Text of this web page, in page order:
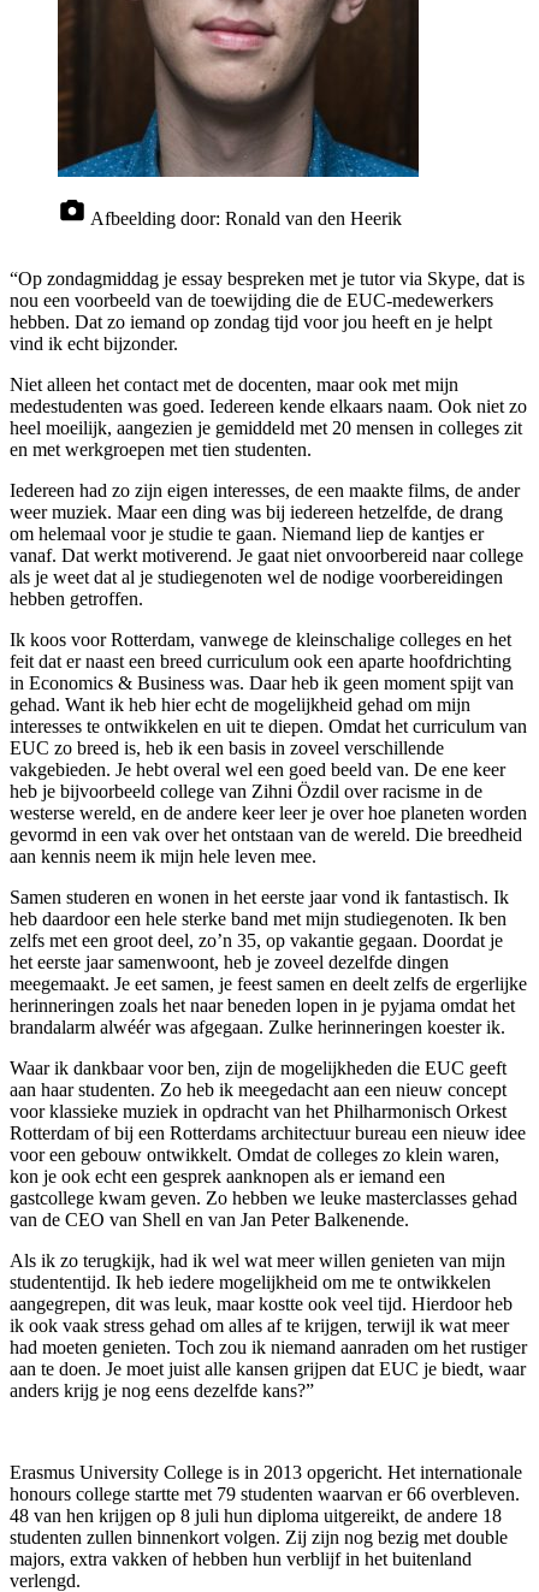
Afbeelding door: Ronald van den Heerik
“Op zondagmiddag je essay bespreken met je tutor via Skype, dat is
nou een voorbeeld van de toewijding die de EUC-medewerkers
hebben. Dat zo iemand op zondag tijd voor jou heeft en je helpt
vind ik echt bijzonder.
Niet alleen het contact met de docenten, maar ook met mijn
medestudenten was goed. Iedereen kende elkaars naam. Ook niet zo
heel moeilijk, aangezien je gemiddeld met 20 mensen in colleges zit
en met werkgroepen met tien studenten.
Iedereen had zo zijn eigen interesses, de een maakte films, de ander
weer muziek. Maar een ding was bij iedereen hetzelfde, de drang
om helemaal voor je studie te gaan. Niemand liep de kantjes er
vanaf. Dat werkt motiverend. Je gaat niet onvoorbereid naar college
als je weet dat al je studiegenoten wel de nodige voorbereidingen
hebben getroffen.
Ik koos voor Rotterdam, vanwege de kleinschalige colleges en het
feit dat er naast een breed curriculum ook een aparte hoofdrichting
in Economics & Business was. Daar heb ik geen moment spijt van
gehad. Want ik heb hier echt de mogelijkheid gehad om mijn
interesses te ontwikkelen en uit te diepen. Omdat het curriculum van
EUC zo breed is, heb ik een basis in zoveel verschillende
vakgebieden. Je hebt overal wel een goed beeld van. De ene keer
heb je bijvoorbeeld college van Zihni Özdil over racisme in de
westerse wereld, en de andere keer leer je over hoe planeten worden
gevormd in een vak over het ontstaan van de wereld. Die breedheid
aan kennis neem ik mijn hele leven mee.
Samen studeren en wonen in het eerste jaar vond ik fantastisch. Ik
heb daardoor een hele sterke band met mijn studiegenoten. Ik ben
zelfs met een groot deel, zo’n 35, op vakantie gegaan. Doordat je
het eerste jaar samenwoont, heb je zoveel dezelfde dingen
meegemaakt. Je eet samen, je feest samen en deelt zelfs de ergerlijke
herinneringen zoals het naar beneden lopen in je pyjama omdat het
brandalarm alwéér was afgegaan. Zulke herinneringen koester ik.
Waar ik dankbaar voor ben, zijn de mogelijkheden die EUC geeft
aan haar studenten. Zo heb ik meegedacht aan een nieuw concept
voor klassieke muziek in opdracht van het Philharmonisch Orkest
Rotterdam of bij een Rotterdams architectuur bureau een nieuw idee
voor een gebouw ontwikkelt. Omdat de colleges zo klein waren,
kon je ook echt een gesprek aanknopen als er iemand een
gastcollege kwam geven. Zo hebben we leuke masterclasses gehad
van de CEO van Shell en van Jan Peter Balkenende.
Als ik zo terugkijk, had ik wel wat meer willen genieten van mijn
studententijd. Ik heb iedere mogelijkheid om me te ontwikkelen
aangegrepen, dit was leuk, maar kostte ook veel tijd. Hierdoor heb
ik ook vaak stress gehad om alles af te krijgen, terwijl ik wat meer
had moeten genieten. Toch zou ik niemand aanraden om het rustiger
aan te doen. Je moet juist alle kansen grijpen dat EUC je biedt, waar
anders krijg je nog eens dezelfde kans?”
Erasmus University College is in 2013 opgericht. Het internationale
honours college startte met 79 studenten waarvan er 66 overbleven.
48 van hen krijgen op 8 juli hun diploma uitgereikt, de andere 18
studenten zullen binnenkort volgen. Zij zijn nog bezig met double
majors, extra vakken of hebben hun verblijf in het buitenland
verlengd.